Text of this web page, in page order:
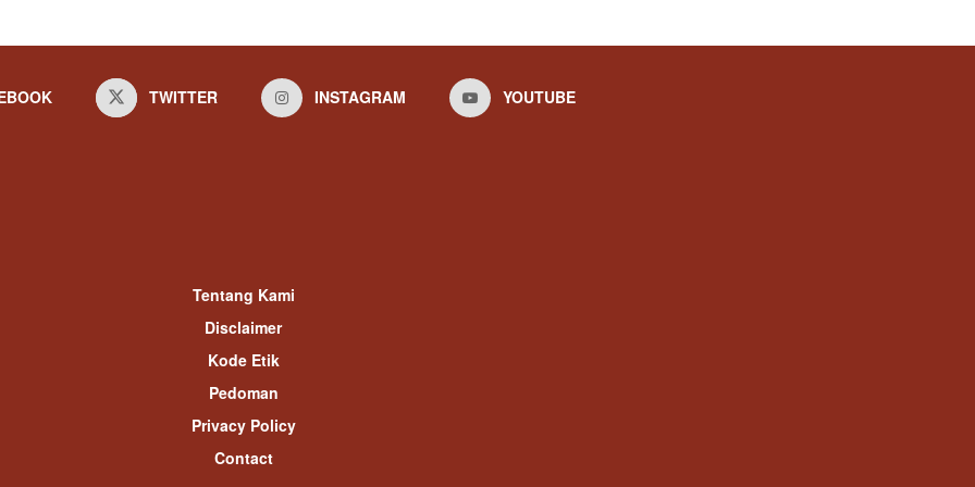
TWITTER INSTAGRAM YOUTUBE
Tentang Kami
Disclaimer
Kode Etik
Pedoman
Privacy Policy
Contact